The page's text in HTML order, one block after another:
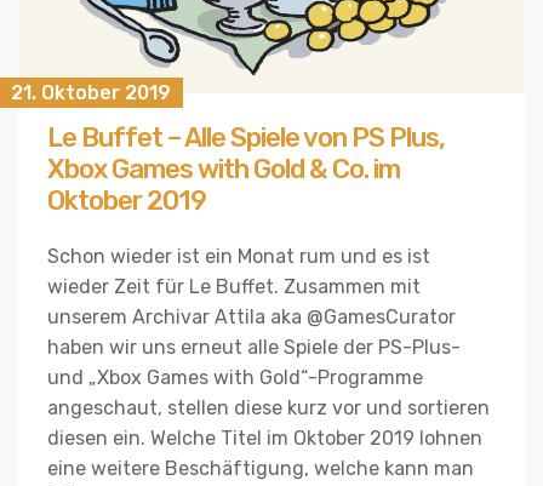
21. Oktober 2019
Le Buffet – Alle Spiele von PS Plus,
Xbox Games with Gold & Co. im
Oktober 2019
Schon wieder ist ein Monat rum und es ist
wieder Zeit für Le Buffet. Zusammen mit
unserem Archivar Attila aka @GamesCurator
haben wir uns erneut alle Spiele der PS-Plus-
und „Xbox Games with Gold“-Programme
angeschaut, stellen diese kurz vor und sortieren
diesen ein. Welche Titel im Oktober 2019 lohnen
eine weitere Beschäftigung, welche kann man